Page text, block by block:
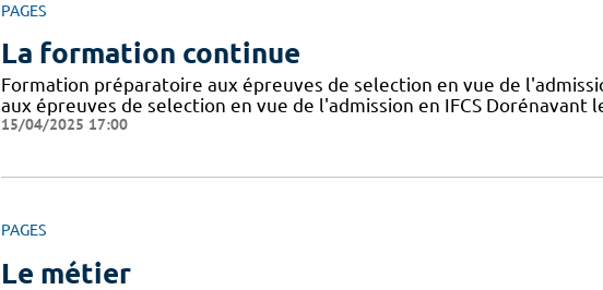
PAGES
La formation continue
Formation préparatoire aux épreuves de selection en vue de
aux épreuves de selection en vue de l'admission en IFCS Dorénavant
15/04/2025 17:00
PAGES
Le métier